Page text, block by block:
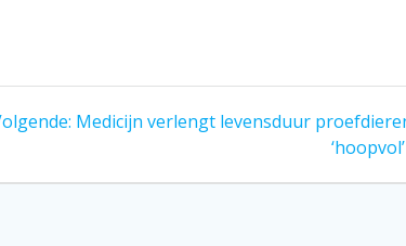
Volgend
Medicijn verlengt levensduur